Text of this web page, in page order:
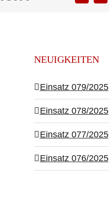
NEUIGKEITEN
Einsatz 079/2025
Einsatz 078/2025
Einsatz 077/2025
Einsatz 076/2025